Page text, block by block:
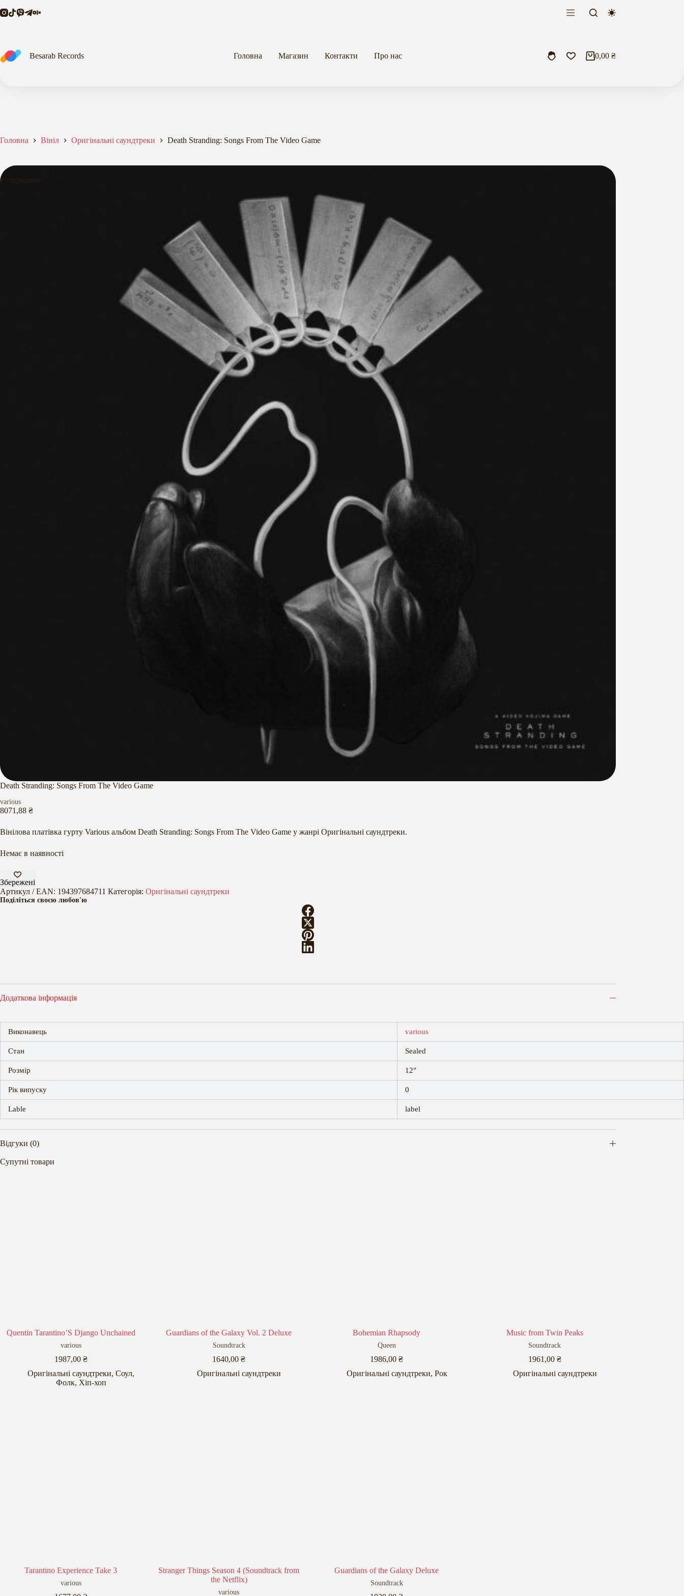
до
Besarab Records Головна Магазин Контакти Про нас Кошик
0,00 ₴
Головна Вініл Оригінальні саундтреки Death Stranding: Songs From The Video Game
Розпродано
Death Stranding: Songs From The Video Game
various
8071,88 ₴
Вінілова платівка гурту Various альбом Death Stranding: Songs From The Video Game у жанрі Оригінальні саундтреки.
Немає в наявності
Збережені
Артикул / EAN: 194397684711 Категорія: Оригінальні саундтреки
Поділіться своєю любов'ю
Додаткова інформація
Виконавець various
Стан Sealed
Розмір 12"
Рік випуску 0
Lable label
Відгуки (0)
Супутні товари
Quentin Tarantino’S Django Unchained
various
1987,00 ₴
Оригінальні саундтреки,Соул,
Фолк, Хіп-хоп
Guardians of the Galaxy Vol. 2 Deluxe
Soundtrack
1640,00₴
Оригінальні саундтреки
Bohemian Rhapsody
Queen
1986,00₴
Оригінальні саундтреки, Рок
Music from Twin Peaks
Soundtrack
1961,00 ₴
Оригінальні саундтреки
Tarantino Experience Take 3
various
Stranger Things Season 4 (Soundtrack from
the Netflix)
various
Guardians of the Galaxy Deluxe
Soundtrack